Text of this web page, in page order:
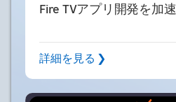
Fire TVアプリ開発を加速
詳細を見る ❯